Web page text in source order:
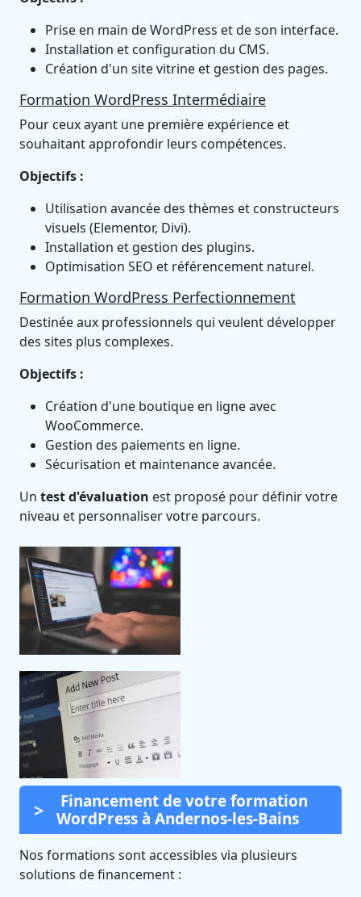
Prise en main de WordPress et de son interface.
Installation et configuration du CMS.
Création d'un site vitrine et gestion des pages.
Formation WordPress Intermédiaire
Pour ceux ayant une première expérience et
souhaitant approfondir leurs compétences.
Objectifs :
Utilisation avancée des thèmes et constructeurs
visuels (Elementor, Divi).
Installation et gestion des plugins.
Optimisation SEO et référencement naturel.
Formation WordPress Perfectionnement
Destinée aux professionnels qui veulent développer
des sites plus complexes.
Objectifs :
Création d'une boutique en ligne avec
WooCommerce.
Gestion des paiements en ligne.
Sécurisation et maintenance avancée.
Un test d'évaluation est proposé pour définir votre
niveau et personnaliser votre parcours.
Financement de votre formation
WordPress à Andernos-les-Bains
Nos formations sont accessibles via plusieurs
solutions de financement :